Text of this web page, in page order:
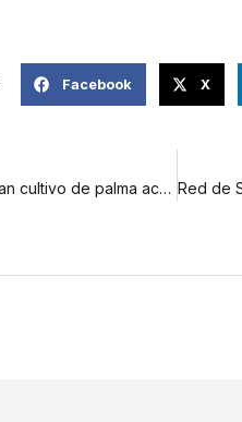
Facebook X
Agricultores de San Martín frenan cultivo de palma aceitera